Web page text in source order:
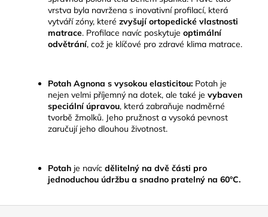
vrstva byla navržena s inovativní profilací, která
vytváří zóny, které zvyšují ortopedické vlastnosti
matrace. Profilace navíc poskytuje optimální
odvětrání, což je klíčové pro zdravé klima matrace.
Potah Agnona s vysokou elasticitou: Potah je
nejen velmi příjemný na dotek, ale také je vybaven
speciální úpravou, která zabraňuje nadměrné
tvorbě žmolků. Jeho pružnost a vysoká pevnost
zaručují jeho dlouhou životnost.
Potah je navíc dělitelný na dvě části pro
jednoduchou údržbu a snadno pratelný na 60°C.